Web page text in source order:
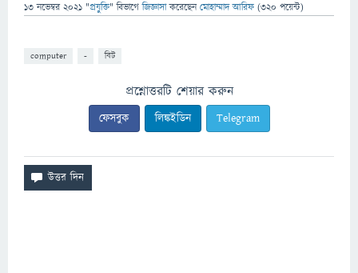
13 নভেম্বর 2021 "প্রযুক্তি" বিভাগে জিজ্ঞাসাকরেছেনমোহাম্মাদ আরিফ (320 পয়েন্ট)
computer - বিট
প্রশ্নোত্তরটি শেয়ার করুন
ফেসবুক লিঙ্কইডিন Telegram